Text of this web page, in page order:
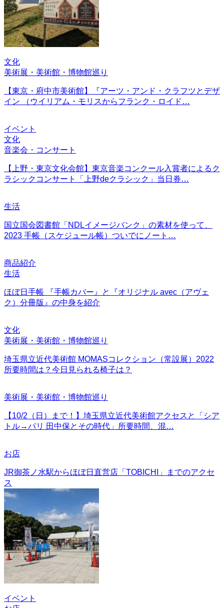
文化
美術展・美術館・博物館巡り
【東京・府中市美術館】『アーツ・アンド・クラフツとデザ
イン （ウイリアム・モリスからフランク・ロイド…
イベント
文化
音楽会・コンサート
【上野・東京文化会館】東京音楽コンクール入賞者によるク
ラシックコンサート「上野deクラシック」当日券…
生活
国立国会図書館「NDLイメージバンク」の素材を使って、
2023 手帳（スケジュール帳）ついでにノート…
商品紹介
生活
ほぼ日手帳 『手帳カバー』と『オリジナル avec（アヴェ
ク）分冊版』の中身を紹介
文化
美術展・美術館・博物館巡り
埼玉県立近代美術館 MOMASコレクション（常設展）2022
所要時間は？今日見られる椅子は？
美術展・美術館・博物館巡り
【10/2（日）まで！】埼玉県立近代美術館アクセスと「シア
トル→パリ 田中保とその時代」所要時間、混…
お店
JR御茶ノ水駅からほぼ日直営店「TOBICHI」までのアクセ
ス
イベント